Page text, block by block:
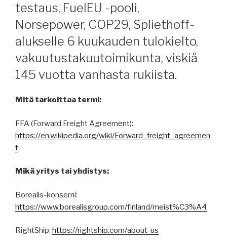
testaus, FuelEU -pooli,
Norsepower, COP29, Spliethoff-
alukselle 6 kuukauden tulokielto,
vakuutustakuutoimikunta, viskiä
145 vuotta vanhasta rukiista.
Mitä tarkoittaa termi:
FFA (Forward Freight Agreement):
https://en.wikipedia.org/wiki/Forward_freight_agreemen
t
Mikä yritys tai yhdistys:
Borealis-konserni:
https://www.borealisgroup.com/finland/meist%C3%A4
RightShip: https://rightship.com/about-us